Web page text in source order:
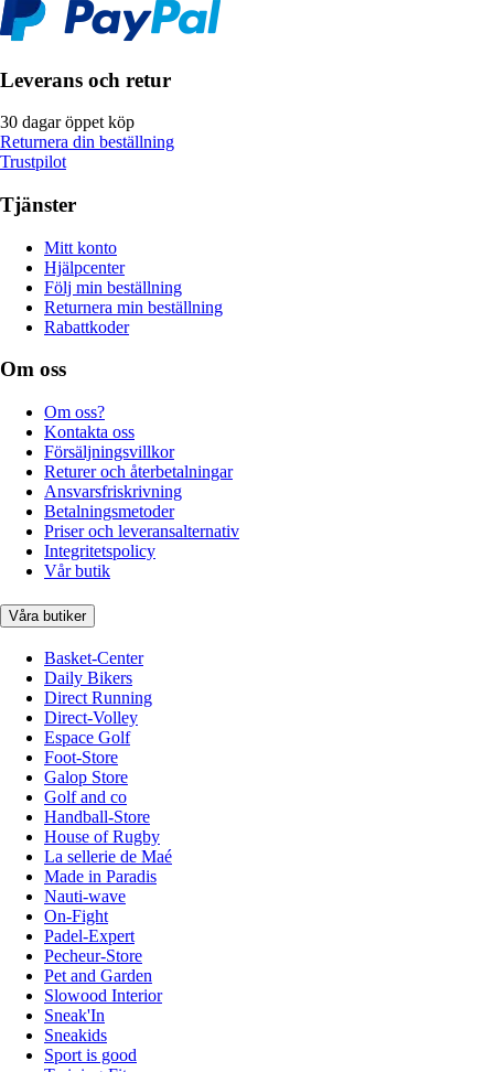
Leverans och retur
30 dagar öppet köp
Returnera din beställning
Trustpilot
Tjänster
Mitt konto
Hjälpcenter
Följ min beställning
Returnera min beställning
Rabattkoder
Om oss
Om oss?
Kontakta oss
Försäljningsvillkor
Returer och återbetalningar
Ansvarsfriskrivning
Betalningsmetoder
Priser och leveransalternativ
Integritetspolicy
Vår butik
Våra butiker
Basket-Center
Daily Bikers
Direct Running
Direct-Volley
Espace Golf
Foot-Store
Galop Store
Golf and co
Handball-Store
House of Rugby
La sellerie de Maé
Made in Paradis
Nauti-wave
On-Fight
Padel-Expert
Pecheur-Store
Pet and Garden
Slowood Interior
Sneak'In
Sneakids
Sport is good